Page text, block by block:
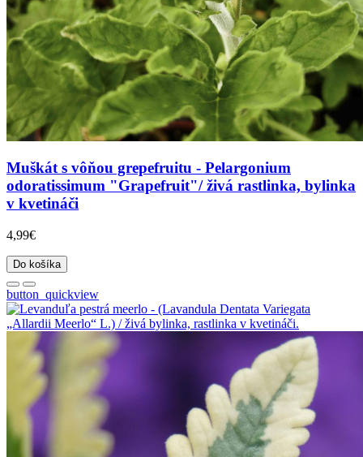
Muškát s vôňou grepefruitu - Pelargonium
odoratissimum "Grapefruit"/ živá rastlinka, bylinka
v kvetináči
4,99€
Do košíka
button_quickview